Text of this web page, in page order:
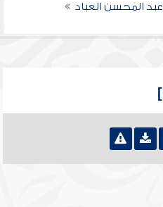
عبد المحسن العباد